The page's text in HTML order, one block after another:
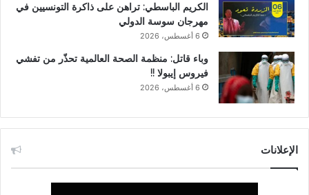
الكريم الباسطي: تراهن على ذاكرة التونسيين في
مهرجان سوسة الدولي
6 أغسطس، 2026
وباء قاتل: منظمة الصحة العالمية تحذّر من تفشي
فيروس إيبولا !!
6 أغسطس، 2026
الإعلانات